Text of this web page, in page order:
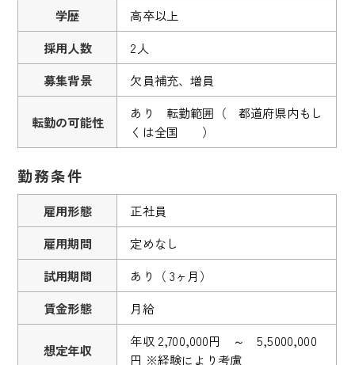
学歴
高卒以上
採用人数
2人
募集背景
欠員補充、増員
転勤の可能性
あり 転勤範囲（ 都道府県内もし
くは全国 ）
勤務条件
雇用形態
正社員
雇用期間
定めなし
試用期間
あり（ 3ヶ月）
賃金形態
月給
想定年収
年収 2,700,000円 ～ 5,5000,000
円 ※経験により考慮